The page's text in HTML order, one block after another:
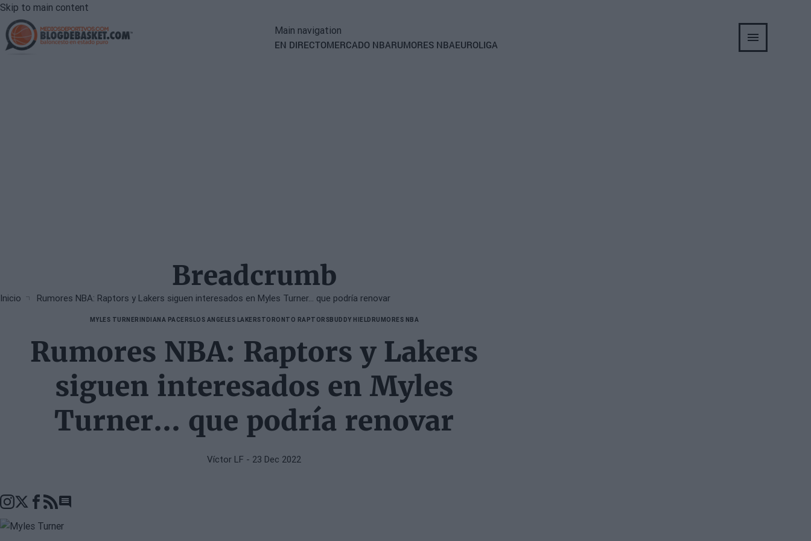
Skip to main content
Main navigation
EN DIRECTOMERCADO NBARUMORES NBAEUROLIGA
Breadcrumb
Inicio Rumores NBA: Raptors y Lakers siguen interesados en Myles Turner... que podría renovar
MYLES TURNER INDIANA PACERS LOS ANGELES LAKERSTORONTO RAPTORSBUDDY HIELD RUMORES NBA
Rumores NBA: Raptors y Lakers
siguen interesados en Myles
Turner... que podría renovar
Víctor LF - 23 Dec 2022
Go to comments seciton